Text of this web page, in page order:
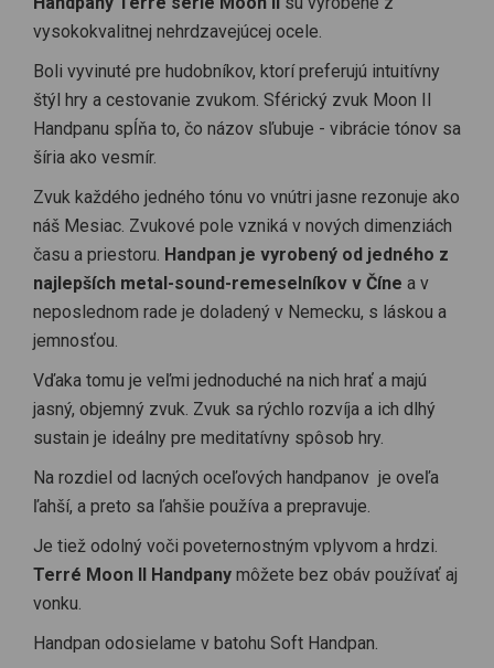
vysokokvalitnej nehrdzavejúcej ocele.
Boli vyvinuté pre hudobníkov, ktorí preferujú intuitívny
štýl hry a cestovanie zvukom. Sférický zvuk Moon II
Handpanu spĺňa to, čo názov sľubuje - vibrácie tónov sa
šíria ako vesmír.
Zvuk každého jedného tónu vo vnútri jasne rezonuje ako
náš Mesiac. Zvukové pole vzniká v nových dimenziách
času a priestoru. Handpan je vyrobený od jedného z
najlepších metal-sound-remeselníkov v Číne a v
neposlednom rade je doladený v Nemecku, s láskou a
jemnosťou.
Vďaka tomu je veľmi jednoduché na nich hrať a majú
jasný, objemný zvuk. Zvuk sa rýchlo rozvíja a ich dlhý
sustain je ideálny pre meditatívny spôsob hry.
Na rozdiel od lacných oceľových handpanov je oveľa
ľahší, a preto sa ľahšie používa a prepravuje.
Je tiež odolný voči poveternostným vplyvom a hrdzi.
Terré Moon II Handpany môžete bez obáv používať aj
vonku.
Handpan odosielame v batohu Soft Handpan.